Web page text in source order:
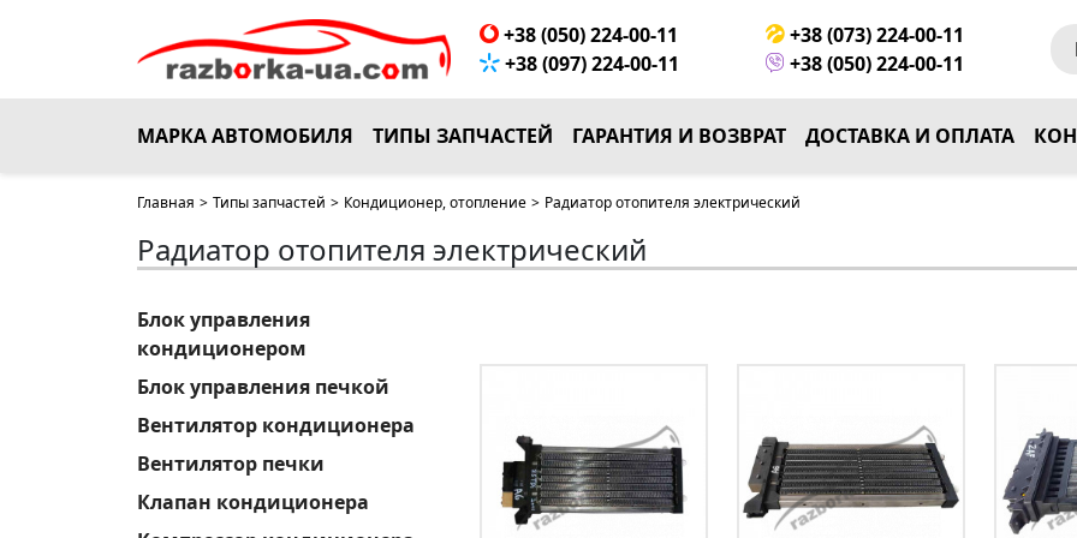
+38 (050) 224-00-11
+38 (073) 224-00-11
+38 (097) 224-00-11
+38 (050) 224-00-11
МАРКА АВТОМОБИЛЯ ТИПЫ ЗАПЧАСТЕЙ ГАРАНТИЯ И ВОЗВРАТ ДОСТАВКА И ОПЛАТА
Главная > Типы запчастей > Кондиционер, отопление > Радиатор отопителя электрический
Радиатор отопителя электрический
Блок управления
кондиционером
Блок управления печкой
Вентилятор кондиционера
Вентилятор печки
Клапан кондиционера